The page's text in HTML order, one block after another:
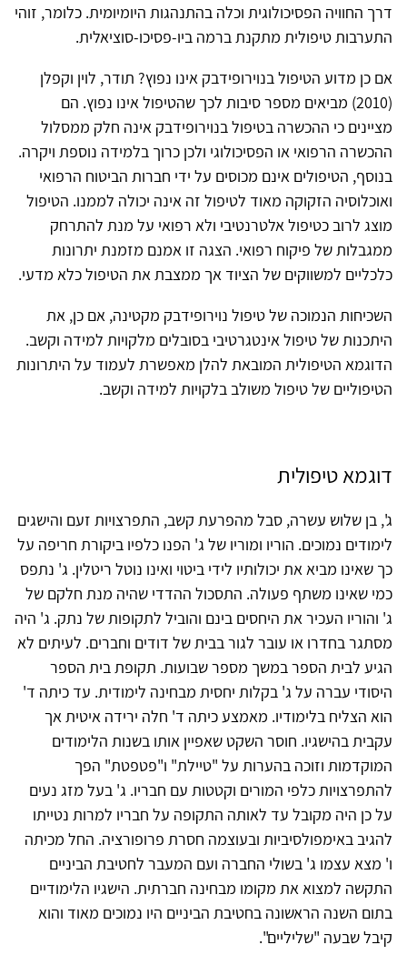
דרך החוויה הפסיכולוגית וכלה בהתנהגות היומיומית. כלומר, זוהי
התערבות טיפולית מתקנת ברמה ביו-פסיכו-סוציאלית.
אם כן מדוע הטיפול בנוירופידבק אינו נפוץ? תודר, לוין וקפלן
(2010) מביאים מספר סיבות לכך שהטיפול אינו נפוץ. הם
מציינים כי ההכשרה בטיפול בנוירופידבק אינה חלק ממסלול
ההכשרה הרפואי או הפסיכולוגי ולכן כרוך בלמידה נוספת ויקרה.
בנוסף, הטיפולים אינם מכוסים על ידי חברות הביטוח הרפואי
ואוכלוסיה הזקוקה מאוד לטיפול זה אינה יכולה לממנו. הטיפול
מוצג לרוב כטיפול אלטרנטיבי ולא רפואי על מנת להתרחק
ממגבלות של פיקוח רפואי. הצגה זו אמנם מזמנת יתרונות
כלכליים למשווקים של הציוד אך ממצבת את הטיפול כלא מדעי.
השכיחות הנמוכה של טיפול נוירופידבק מקטינה, אם כן, את
היתכנות של טיפול אינטגרטיבי בסובלים מלקויות למידה וקשב.
הדוגמא הטיפולית המובאת להלן מאפשרת לעמוד על היתרונות
הטיפוליים של טיפול משולב בלקויות למידה וקשב.
דוגמא טיפולית
ג', בן שלוש עשרה, סבל מהפרעת קשב, התפרצויות זעם והישגים
לימודים נמוכים. הוריו ומוריו של ג' הפנו כלפיו ביקורת חריפה על
כך שאינו מביא את יכולותיו לידי ביטוי ואינו נוטל ריטלין. ג' נתפס
כמי שאינו משתף פעולה. התסכול ההדדי שהיה מנת חלקם של
ג' והוריו העכיר את היחסים בינם והוביל לתקופות של נתק. ג' היה
מסתגר בחדרו או עובר לגור בבית של דודים וחברים. לעיתים לא
הגיע לבית הספר במשך מספר שבועות. תקופת בית הספר
היסודי עברה על ג' בקלות יחסית מבחינה לימודית. עד כיתה ד'
הוא הצליח בלימודיו. מאמצע כיתה ד' חלה ירידה איטית אך
עקבית בהישגיו. חוסר השקט שאפיין אותו בשנות הלימודים
המוקדמות וזוכה בהערות על "טיילת" ו"פטפטת" הפך
להתפרצויות כלפי המורים וקטטות עם חבריו. ג' בעל מזג נעים
על כן היה מקובל עד לאותה התקופה על חבריו למרות נטייתו
להגיב באימפולסיביות ובעוצמה חסרת פרופורציה. החל מכיתה
ו' מצא עצמו ג' בשולי החברה ועם המעבר לחטיבת הביניים
התקשה למצוא את מקומו מבחינה חברתית. הישגיו הלימודיים
בתום השנה הראשונה בחטיבת הביניים היו נמוכים מאוד והוא
קיבל שבעה "שליליים".